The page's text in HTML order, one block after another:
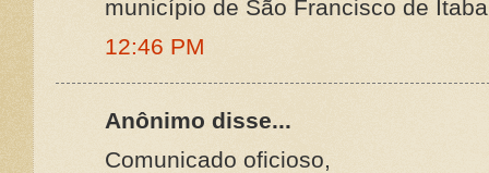
município de São Francisco de
12:46 PM
Anônimo disse...
Comunicado oficioso,